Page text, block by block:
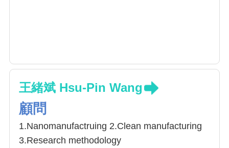
王緒斌 Hsu-Pin Wang
顧問
1.Nanomanufactruing 2.Clean manufacturing
3.Research methodology